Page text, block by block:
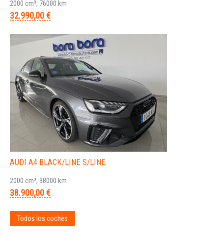
2000 cm³, 76000 km
32.990,00 €
AUDI A4 BLACK/LINE S/LINE
2000 cm³, 38000 km
38.900,00 €
Todos los coches